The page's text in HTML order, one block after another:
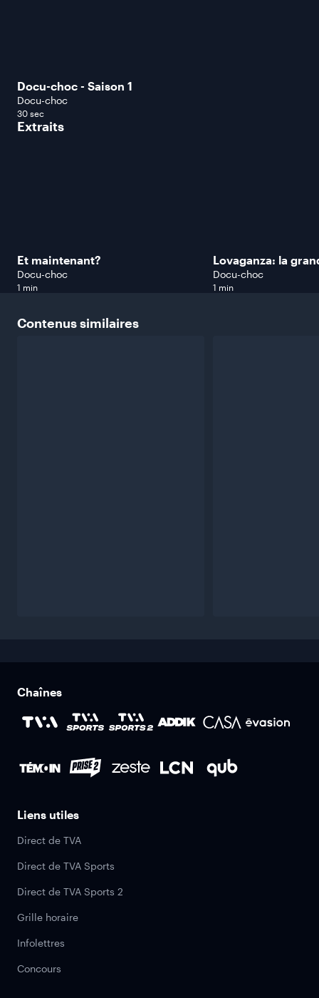
Docu-choc - Saison 1
Docu-choc
30 sec
Extraits
Et maintenant?
Docu-choc
1 min
Lovaganza: la
Docu-choc
1 min
Contenussimilaires
Chaînes
Liens utiles
Direct de TVA
Direct de TVA Sports
Direct de TVA Sports 2
Grille horaire
Infolettres
Concours